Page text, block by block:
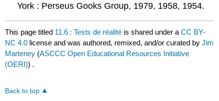
York : Perseus Gooks Group, 1979, 1958, 1954.
This page titled 11.6 : Tests de réalité is shared under aCC BY-
NC 4.0 license and was authored, remixed, and/or curated byJim
Marteney (ASCCC Open Educational Resources Initiative
(OERI)) .
Back to top